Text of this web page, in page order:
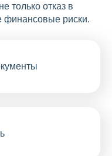
только отказ в
финансовые риски.